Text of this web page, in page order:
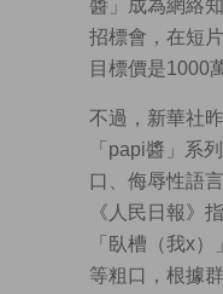
醬」成為網絡
招標會，在短
目標價是1000
不過，新華社
「papi醬」系
口、侮辱性語
《人民日報》
「臥槽（我x
等粗口，根據